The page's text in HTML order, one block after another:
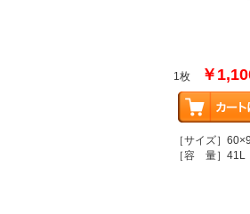
1枚 ￥
［サイズ］
［容 量］41L